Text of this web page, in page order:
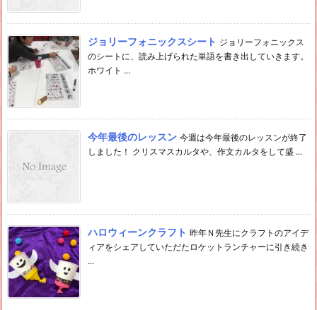
ジョリーフォニックスシート ジョリーフォニックス
のシートに、読み上げられた単語を書き出していきます。
ホワイト ...
今年最後のレッスン 今週は今年最後のレッスンが終了
しました！ クリスマスカルタや、作文カルタをして盛 ...
ハロウィーンクラフト 昨年Ｎ先生にクラフトのアイデ
ィアをシェアしていただたロケットランチャーに引き続き
...